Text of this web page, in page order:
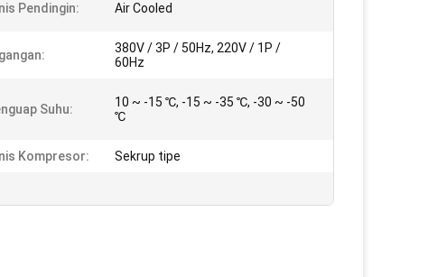
Pendingin: Air Cooled
380V / 3P / 50Hz, 220V / 1P /
60Hz
Suhu:
10 ~ -15 ℃, -15 ~ -35 ℃, -30 ~ -50
℃
Kompresor: Sekrup tipe